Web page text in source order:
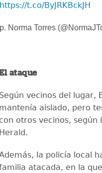
https://t.co/ByJRKBckJH
Norma Torres
ataque
Según vecinos del lugar,
mantenía aislado, pero
con otros vecinos,
Herald.
la policía local
atacada, en la